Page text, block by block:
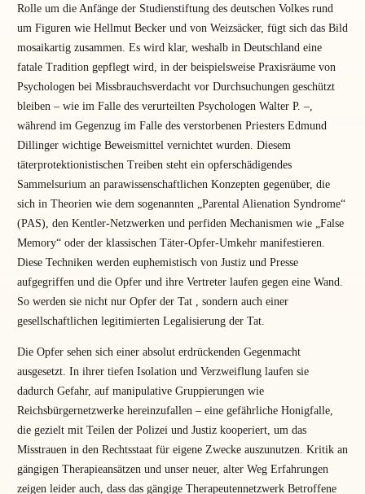
Rolle um die Anfänge der Studienstiftung des deutschen Volkes rund
um Figuren wie Hellmut Becker und von Weizsäcker, fügt sich das Bild
mosaikartig zusammen. Es wird klar, weshalb in Deutschland eine
fatale Tradition gepflegt wird, in der beispielsweise Praxisräume von
Psychologen bei Missbrauchsverdacht vor Durchsuchungen geschützt
bleiben – wie im Falle des verurteilten Psychologen Walter P. –,
während im Gegenzug im Falle des verstorbenen Priesters Edmund
Dillinger wichtige Beweismittel vernichtet wurden. Diesem
täterprotektionistischen Treiben steht ein opferschädigendes
Sammelsurium an parawissenschaftlichen Konzepten gegenüber, die
sich in Theorien wie dem sogenannten „Parental Alienation Syndrome“
(PAS), den Kentler-Netzwerken und perfiden Mechanismen wie „False
Memory“ oder der klassischen Täter-Opfer-Umkehr manifestieren.
Diese Techniken werden euphemistisch von Justiz und Presse
aufgegriffen und die Opfer und ihre Vertreter laufen gegen eine Wand.
So werden sie nicht nur Opfer der Tat , sondern auch einer
gesellschaftlichen legitimierten Legalisierung der Tat.
Die Opfer sehen sich einer absolut erdrückenden Gegenmacht
ausgesetzt. In ihrer tiefen Isolation und Verzweiflung laufen sie
dadurch Gefahr, auf manipulative Gruppierungen wie
Reichsbürgernetzwerke hereinzufallen – eine gefährliche Honigfalle,
die gezielt mit Teilen der Polizei und Justiz kooperiert, um das
Misstrauen in den Rechtsstaat für eigene Zwecke auszunutzen. Kritik an
gängigen Therapieansätzen und unser neuer, alter Weg Erfahrungen
zeigen leider auch, dass das gängige Therapeutennetzwerk Betroffene